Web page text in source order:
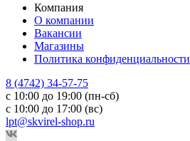
Компания
О компании
Вакансии
Магазины
Политика конфиденциальности
8 (4742) 34-57-75
с 10:00 до 19:00 (пн-сб)
с 10:00 до 17:00 (вс)
lpt@skvirel-shop.ru